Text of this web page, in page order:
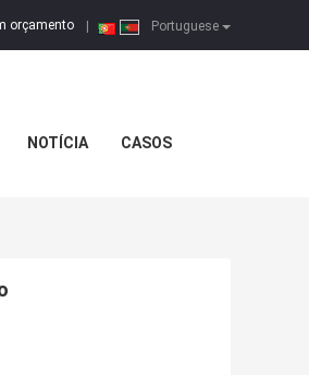
Portuguese
orçamento
NOTÍCIA CASOS